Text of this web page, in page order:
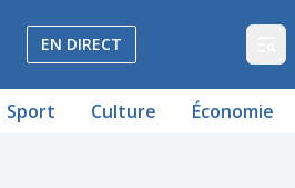
Vaud et Fribourg
EN DIRECT
Sport Culture Économie